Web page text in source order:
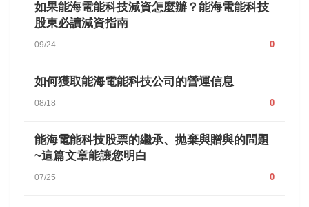
如果能海電能科技減資怎麼辦？能海電能科技
股東必讀減資指南
09/24 0
如何獲取能海電能科技公司的營運信息
08/18 0
能海電能科技股票的繼承、拋棄與贈與的問題
~這篇文章能讓您明白
07/25 0